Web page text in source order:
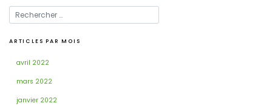
ARTICLES PAR MOIS
avril 2022
mars 2022
janvier 2022